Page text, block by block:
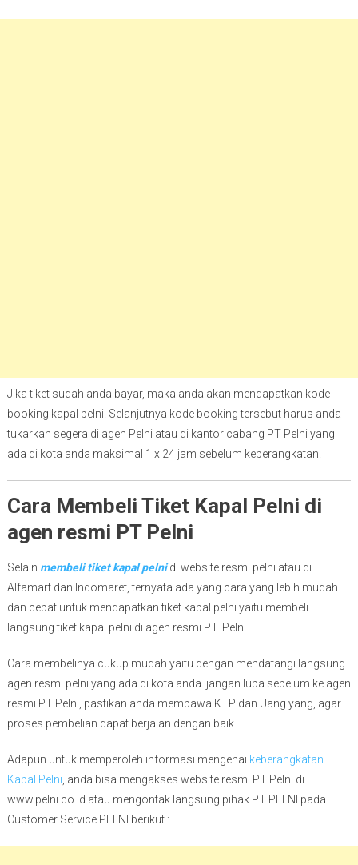
Jika tiket sudah anda bayar, maka anda akan mendapatkan kode
booking kapal pelni. Selanjutnya kode booking tersebut harus anda
tukarkan segera di agen Pelni atau di kantor cabang PT Pelni yang
ada di kota anda maksimal 1 x 24 jam sebelum keberangkatan.
Cara Membeli Tiket Kapal Pelni di
agen resmi PT Pelni
Selain membeli tiket kapal pelnidi website resmi pelni atau di
Alfamart dan Indomaret, ternyata ada yang cara yang lebih mudah
dan cepat untuk mendapatkan tiket kapal pelni yaitu membeli
langsung tiket kapal pelni di agen resmi PT. Pelni.
Cara membelinya cukup mudah yaitu dengan mendatangi langsung
agen resmi pelni yang ada di kota anda. jangan lupa sebelum ke agen
resmi PT Pelni, pastikan anda membawa KTP dan Uang yang, agar
proses pembelian dapat berjalan dengan baik.
Adapun untuk memperoleh informasi mengenai keberangkatan
Kapal Pelni , anda bisa mengakses website resmi PT Pelni di
www.pelni.co.id atau mengontak langsung pihak PT PELNI pada
Customer Service PELNI berikut :